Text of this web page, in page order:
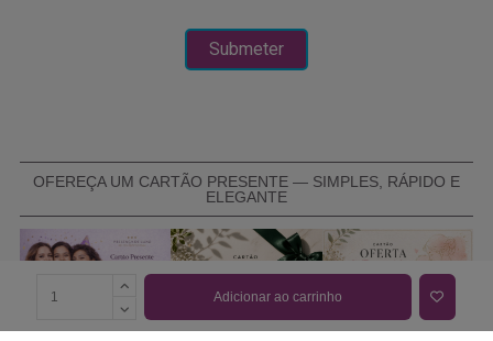
Adicionar ao carrinho
OFEREÇA UM CARTÃO PRESENTE — SIMPLES, RÁPIDO E
ELEGANTE